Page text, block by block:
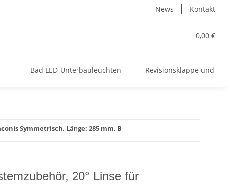
News Kontakt
0,00 €
Bad LED-Unterbauleuchten Revisionsklappe und
Symmetrisch, Länge: 285 mm, B
20° Linse für